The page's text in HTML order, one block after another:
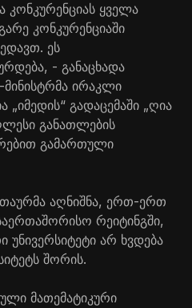
კონკურენციას ყველა
კონკურენციაში
ეს
- განაცხადა
ირაკლი
„იმედის“ გადაცემაში „ღია
განათლების
გამართული
აღნიშნა, ერთ-ერთ
რეიტინგში,
არ ხვდება
შორის.
მათემატიკური